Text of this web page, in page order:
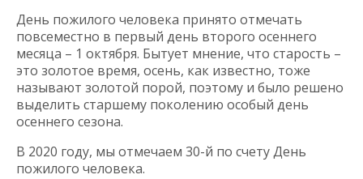
День пожилого человека принято отмечать
повсеместно в первый день второго осеннего
месяца – 1 октября. Бытует мнение, что старость –
это золотое время, осень, как известно, тоже
называют золотой порой, поэтому и было решено
выделить старшему поколению особый день
осеннего сезона.
В 2020 году, мы отмечаем 30-й по счету День
пожилого человека.